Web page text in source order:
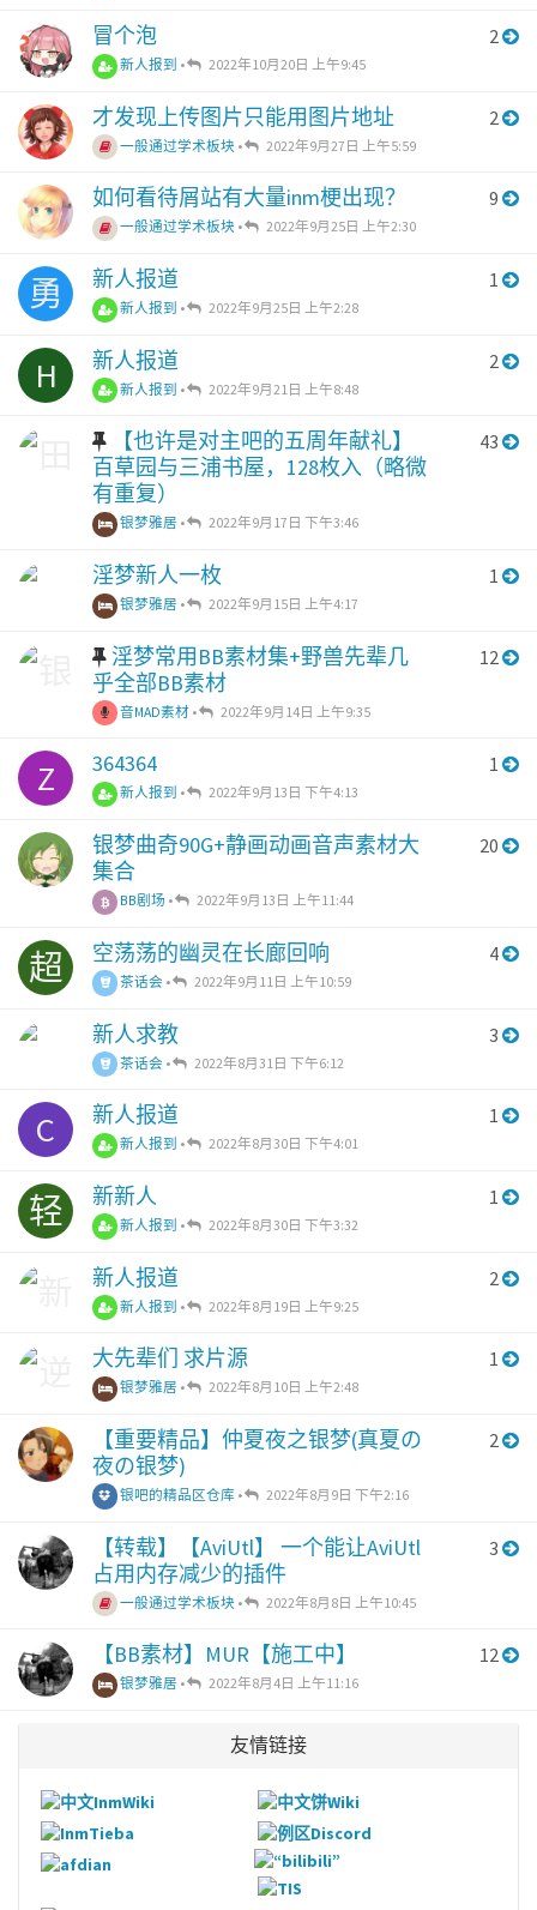
冒个泡
新人报到 • 2022年10月20日 上午9:45
2
才发现上传图片只能用图片地址
一般通过学术板块 • 2022年9月27日 上午5:59
2
如何看待屑站有大量inm梗出现？
一般通过学术板块 • 2022年9月25日 上午2:30
9
勇 新人报道
新人报到 • 2022年9月25日 上午2:28
1
H 新人报道
新人报到 • 2022年9月21日 上午8:48
2
【也许是对主吧的五周年献礼】
百草园与三浦书屋，128枚入（略微
有重复）
银梦雅居 • 2022年9月17日 下午3:46
43
淫梦新人一枚
银梦雅居 • 2022年9月15日 上午4:17
1
淫梦常用BB素材集+野兽先辈几
乎全部BB素材
音MAD素材 • 2022年9月14日 上午9:35
12
Z 364364
新人报到 • 2022年9月13日 下午4:13
1
银梦曲奇90G+静画动画音声素材大
集合
BB剧场 • 2022年9月13日 上午11:44
20
超 空荡荡的幽灵在长廊回响
茶话会 • 2022年9月11日 上午10:59
4
新人求教
茶话会 • 2022年8月31日 下午6:12
3
C 新人报道
新人报到 • 2022年8月30日 下午4:01
1
轻 新新人
新人报到 • 2022年8月30日 下午3:32
1
新人报道
新人报到 • 2022年8月19日 上午9:25
2
大先辈们 求片源
银梦雅居 • 2022年8月10日 上午2:48
1
【重要精品】仲夏夜之银梦(真夏の
夜の银梦)
银吧的精品区仓库 • 2022年8月9日 下午2:16
2
【转载】【AviUtl】 一个能让AviUtl
占用内存减少的插件
一般通过学术板块 • 2022年8月8日 上午10:45
3
【BB素材】MUR【施工中】
银梦雅居 • 2022年8月4日 上午11:16
12
友情链接